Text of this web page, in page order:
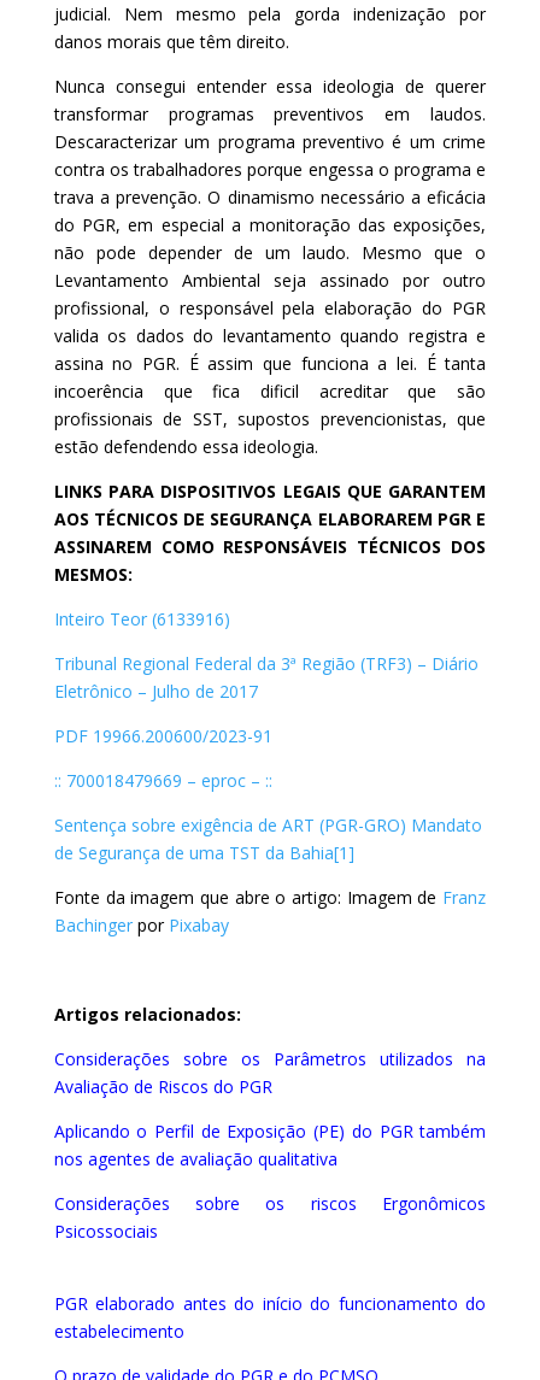
judicial. Nem mesmo pela gorda indenização por
danos morais que têm direito.
Nunca consegui entender essa ideologia de querer
transformar programas preventivos em laudos.
Descaracterizar um programa preventivo é um crime
contra os trabalhadores porque engessa o programa e
trava a prevenção. O dinamismo necessário a eficácia
do PGR, em especial a monitoração das exposições,
não pode depender de um laudo. Mesmo que o
Levantamento Ambiental seja assinado por outro
profissional, o responsável pela elaboração do PGR
valida os dados do levantamento quando registra e
assina no PGR. É assim que funciona a lei. É tanta
incoerência que fica dificil acreditar que são
profissionais de SST, supostos prevencionistas, que
estão defendendo essa ideologia.
LINKS PARA DISPOSITIVOS LEGAIS QUE GARANTEM
AOS TÉCNICOS DE SEGURANÇA ELABORAREM PGR E
ASSINAREM COMO RESPONSÁVEIS TÉCNICOS DOS
MESMOS:
Inteiro Teor (6133916)
Tribunal Regional Federal da 3ª Região (TRF3) – Diário
Eletrônico – Julho de 2017
PDF 19966.200600/2023-91
:: 700018479669 – eproc – ::
Sentença sobre exigência de ART (PGR-GRO) Mandato
de Segurança de uma TST da Bahia[1]
Fonte da imagem que abre o artigo: Imagem de Franz
Bachingerpor Pixabay
Artigos relacionados:
Considerações sobre os Parâmetros utilizados na
Avaliação de Riscos do PGR
Aplicando o Perfil de Exposição (PE) do PGR também
nos agentes de avaliação qualitativa
Considerações sobre os riscos Ergonômicos
Psicossociais
PGR elaborado antes do início do funcionamento do
estabelecimento